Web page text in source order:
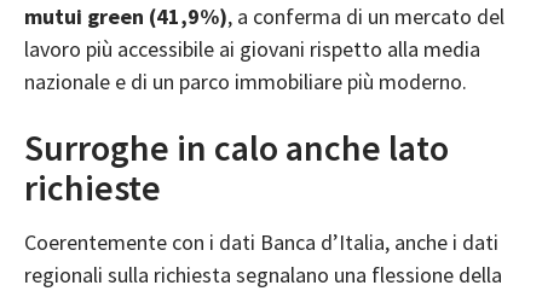
mutui green (41,9%), a conferma di un mercato del
lavoro più accessibile ai giovani rispetto alla media
nazionale e di un parco immobiliare più moderno.
Surroghe in calo anche lato
richieste
Coerentemente con i dati Banca d’Italia, anche i dati
regionali sulla richiesta segnalano una flessione della